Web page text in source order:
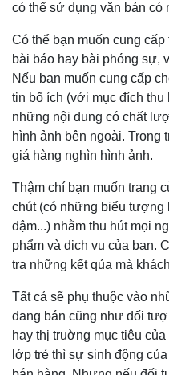
có thể sử dụng văn bản có
Có thể bạn muốn cung
bài báo hay bài phóng sự,
Nếu bạn muốn cung cấp
tin bổ ích (với mục đích thu
những nội dung có chất
hình ảnh bên ngoài. Trong
giá hàng nghìn hình ảnh.
Thậm chí bạn muốn trang
chút (có những biểu tượng
đậm...) nhằm thu hút mọi
phẩm và dịch vụ của bạn.
tra những kết qủa mà
Tất cả sẽ phụ thuộc vào
đang bán cũng như đối
hay thị truờng mục tiêu
lớp trẻ thì sự sinh động